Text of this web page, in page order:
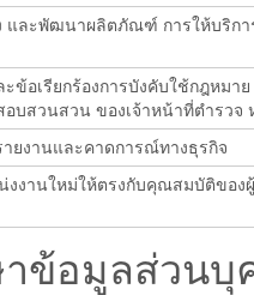
และพัฒนาผลิตภัณฑ์ การให้บริก
ข้อเรียกร้องการบังคับใช้กฎหมา
บสวนสวน ของเจ้าหน้าที่ตำรวจ
ายงานและคาดการณ์ทางธุรกิจ
งานใหม่ให้ตรงกับคุณสมบัติของ
ข้อมูลส่วนบุ